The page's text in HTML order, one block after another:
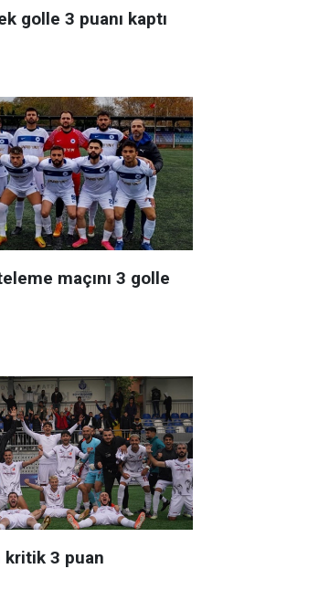
golle 3 puanı kaptı
maçını 3 golle
kritik 3 puan